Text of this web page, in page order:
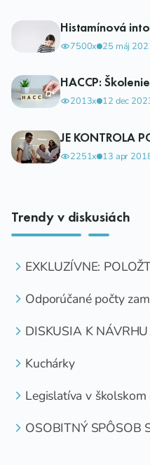
Histamínová
7500x 25 máj
HACCP:
2013x 12 dec
JE KONTROLA
2251x 13 apr
Trendy v diskusiách
EXKLUZÍVNE:
Odporúčané počty
DISKUSIA K
Kuchárky
Legislatíva v
OSOBITNÝ SPÔSOB